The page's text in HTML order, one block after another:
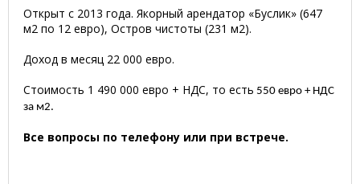
Открыт с 2013 года. Якорный арендатор «Буслик» (647
м2 по 12 евро), Остров чистоты (231 м2).
Доход в месяц 22 000 евро.
Стоимость 1 490 000 евро + НДС, то есть 550 евро + НДС
за м2.
Все вопросы по телефону или при встрече.